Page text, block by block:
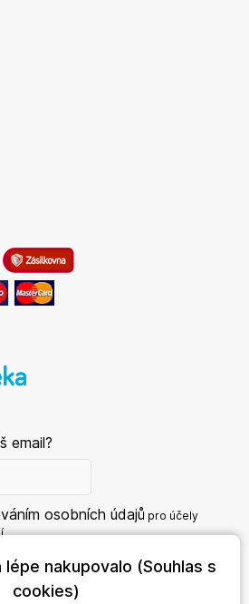
email?
osobních údajů pro účely
lépe nakupovalo (Souhlas s
cookies)